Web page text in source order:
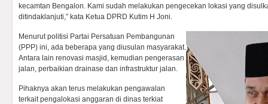
kecamtan Bengalon. Kami sudah melakukan pengecekan lokasi yang
ditindaklanjuti,” kata Ketua DPRD Kutim H Joni.
Menurut politisi Partai Persatuan Pembangunan
(PPP) ini, ada beberapa yang diusulan masyarakat.
Antara lain renovasi masjid, kemudian pengerasan
jalan, perbaikian drainase dan infrastruktur jalan.
Pihaknya akan terus melakukan pengawalan
terkait pengalokasi anggaran di dinas terkiat